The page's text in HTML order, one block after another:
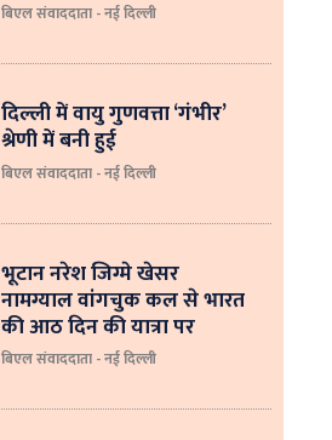
बिएल संवाददाता - नई दिल्ली
दिल्ली में वायु गुणवत्ता ‘गंभीर’
श्रेणी में बनी हुई
बिएल संवाददाता - नई दिल्ली
भूटान नरेश जिग्मे खेसर
नामग्याल वांगचुक कल से भारत
की आठ दिन की यात्रा पर
बिएल संवाददाता - नई दिल्ली